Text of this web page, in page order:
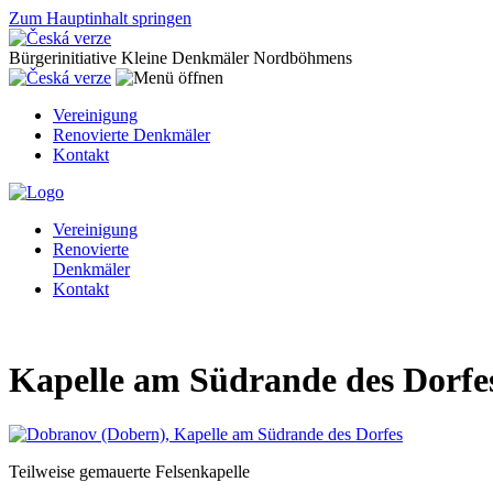
Zum Hauptinhalt springen
Bürgerinitiative Kleine Denkmäler Nordböhmens
Vereinigung
Renovierte Denkmäler
Kontakt
Vereinigung
Renovierte
Denkmäler
Kontakt
Kapelle am Südrande des
Teilweise gemauerte Felsenkapelle